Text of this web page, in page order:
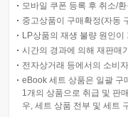
모바일 쿠폰 등록 후 취소/
중고상품이 구매확정(자동
LP상품의 재생 불량 원인
시간의 경과에 의해 재판매
전자상거래 등에서의 소비
eBook 세트 상품은 일괄 구
1개의 상품으로 취급 및 판
우, 세트 상품 전부 및 세트